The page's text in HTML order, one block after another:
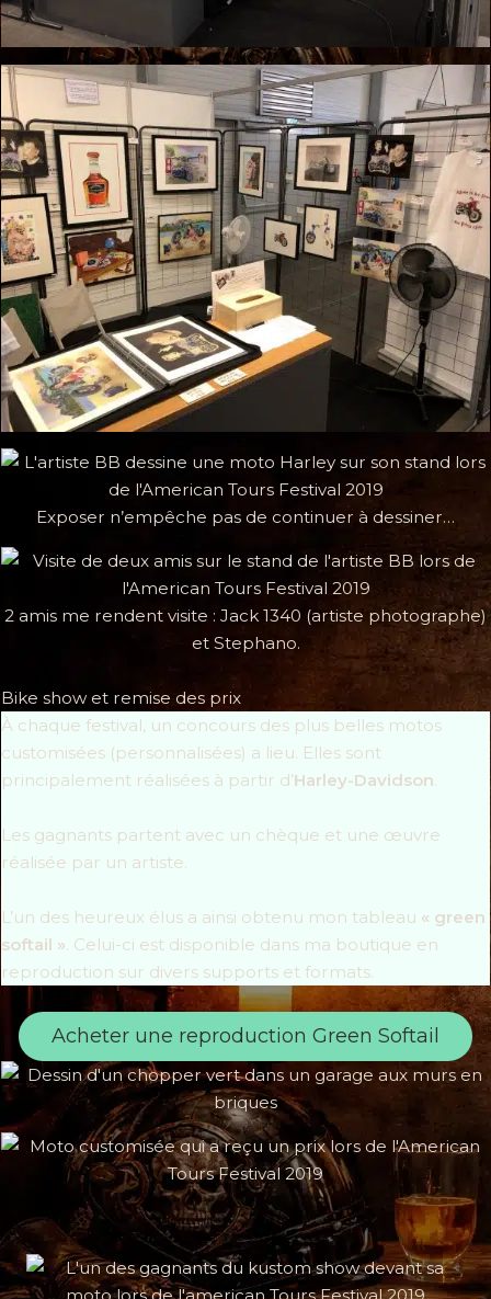
Exposer n’empêche pas de continuer à dessiner…
2 amis me rendent visite : Jack 1340 (artiste photographe)
et Stephano.
Bike show et remise des prix
À chaque festival, un concours des plus belles motos
customisées (personnalisées) a lieu. Elles sont
principalement réalisées à partir d’Harley-Davidson
Les gagnants partent avec un chèque et une œuvre
réalisée par un artiste.
L’un des heureux élus a ainsi obtenu mon tableau « green
softail » . Celui-ci est disponible dans ma boutique en
reproduction sur divers supports et formats.
Acheter une reproduction Green Softail